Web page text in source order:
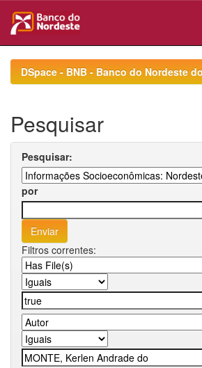
navigationDSpace - BNB - Banco do Nordeste
Pesquisar
Pesquisar:
por
Filtros correntes: